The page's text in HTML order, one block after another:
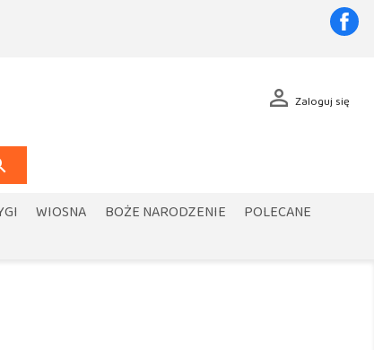
 Zaloguj się
WIOSNA BOŻE NARODZENIE
POLECANE